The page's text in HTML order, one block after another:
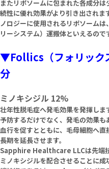
またリポソームに包まれた各成分
続性に優れ効果がより引き出され
ノロジーに使用されるリポソーム
リーシステム）運搬体といえるので
▼Follics（フォリック
分
ミノキシジル 12%
壮年性脱毛症へ発毛効果を発揮しま
予防するだけでなく、発毛の効果
血行を促すとともに、毛母細胞へ
長期を延長させます。
Sapphire Healthcare LLCは先端
ミノキシジルを配合させることに